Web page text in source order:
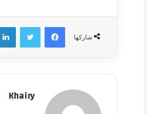
شاركها
فيسبوك تويتر
Khairy